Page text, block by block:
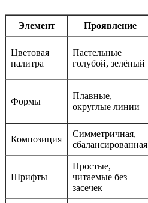
Элемент Проявление
Цветовая
палитра
Пастельные
голубой, зелёный
Формы
Плавные,
округлые линии
Композиция
Симметричная,
сбалансированная
Шрифты
Простые,
читаемые без
засечек